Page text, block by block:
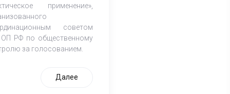
применение»,
советом
ОП РФ по общественному
за голосованием.
Далее